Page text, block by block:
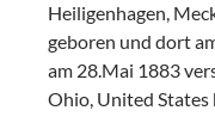
Heiligenhagen,
geboren und dort
am 28.Mai 1883
Ohio, United